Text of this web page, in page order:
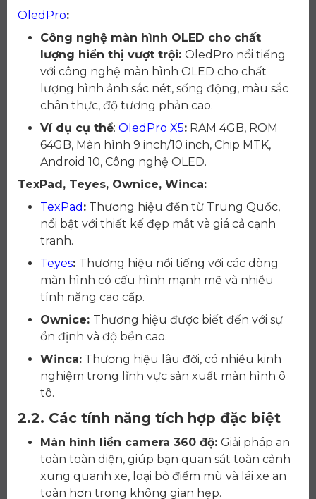
OledPro:
Công nghệ màn hình OLED cho chất
lượng hiển thị vượt trội: OledPro nổi tiếng
với công nghệ màn hình OLED cho chất
lượng hình ảnh sắc nét, sống động, màu sắc
chân thực, độ tương phản cao.
Ví dụ cụ thể: OledPro X5: RAM 4GB, ROM
64GB, Màn hình 9 inch/10 inch, Chip MTK,
Android 10, Công nghệ OLED.
TexPad, Teyes, Ownice, Winca:
TexPad : Thương hiệu đến từ Trung Quốc,
nổi bật với thiết kế đẹp mắt và giá cả cạnh
tranh.
Teyes: Thương hiệu nổi tiếng với các dòng
màn hình có cấu hình mạnh mẽ và nhiều
tính năng cao cấp.
Ownice: Thương hiệu được biết đến với sự
ổn định và độ bền cao.
Winca: Thương hiệu lâu đời, có nhiều kinh
nghiệm trong lĩnh vực sản xuất màn hình ô
tô.
2.2. Các tính năng tích hợp đặc biệt
Màn hình liền camera 360 độ: Giải pháp an
toàn toàn diện, giúp bạn quan sát toàn cảnh
xung quanh xe, loại bỏ điểm mù và lái xe an
toàn hơn trong không gian hẹp.